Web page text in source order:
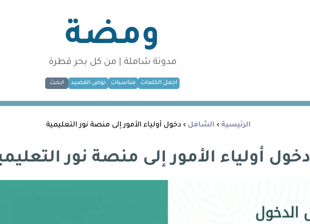
ومضة
مدونة شاملة | من كل بحر قطرة
اجمل الكلمات مناسبات نوض القصيد ابحث
الرئيسية › الشامل › دخول أولياء الأمور إلى منصة نور التعليمية
دخول أولياء الأمور إلى منصة نور